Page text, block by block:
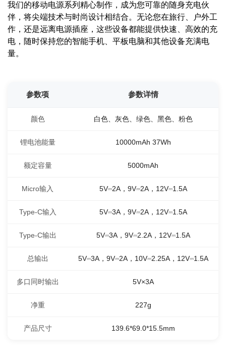
我们的移动电源系列精心制作，成为您可靠的随身充电伙
伴，将尖端技术与时尚设计相结合。无论您在旅行、户外工
作，还是远离电源插座，这些设备都能提供快速、高效的充
电，随时保持您的智能手机、平板电脑和其他设备充满电
量。
参数项 参数详情
颜色 白色、灰色、绿色、黑色、粉色
锂电池能量 10000mAh 37Wh
额定容量 5000mAh
Micro输入 5V⎓2A，9V⎓2A，12V⎓1.5A
Type-C输入 5V⎓3A，9V⎓2A，12V⎓1.5A
Type-C输出 5V⎓3A，9V⎓2.2A，12V⎓1.5A
总输出 5V⎓3A，9V⎓2A，10V⎓2.25A，12V⎓1.5A
多口同时输出 5V×3A
净重 227g
产品尺寸 139.6*69.0*15.5mm